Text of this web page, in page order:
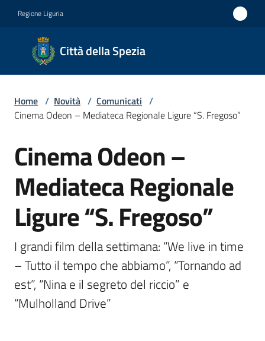
Regione Liguria
Città della Spezia
Città
della
Medaglia
Merito
Civile
Medaglia
d'argento
al Valor
Militare
Amministrazione
Home / Novità / Comunicati /
Cinema Odeon – Mediateca Regionale Ligure “S. Fregoso”
Salta al contenuto
Cinema Odeon –
Mediateca Regionale
Ligure “S. Fregoso”
I grandi film della settimana: “We live in time
– Tutto il tempo che abbiamo”, “Tornando ad
est”, “Nina e il segreto del riccio” e
“Mulholland Drive”